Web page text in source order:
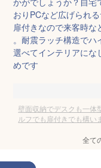
おりPCなど広げられ
扉付きなので来客時な
。耐震ラッチ構造で
選べてインテリアにな
めです
壁面収納でデスクも一体
ルフでも扉付きでも構い
全て